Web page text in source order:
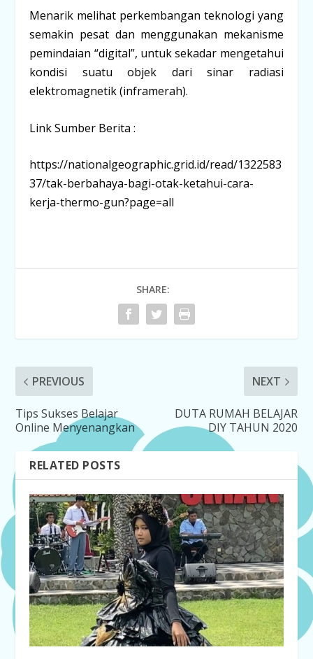
Menarik melihat perkembangan teknologi yang
semakin pesat dan menggunakan mekanisme
pemindaian “digital”, untuk sekadar mengetahui
kondisi suatu objek dari sinar radiasi
elektromagnetik (inframerah).
Link Sumber Berita :
https://nationalgeographic.grid.id/read/1322583
37/tak-berbahaya-bagi-otak-ketahui-cara-
kerja-thermo-gun?page=all
SHARE:
PREVIOUS
Tips Sukses Belajar
Online Menyenangkan
NEXT
DUTA RUMAH BELAJAR
DIY TAHUN 2020
RELATED POSTS